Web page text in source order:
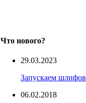
Что нового?
29.03.2023
Запускаем
06.02.2018